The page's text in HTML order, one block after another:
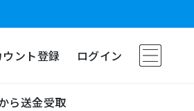
ウント登録 ログイン
ら送金受取